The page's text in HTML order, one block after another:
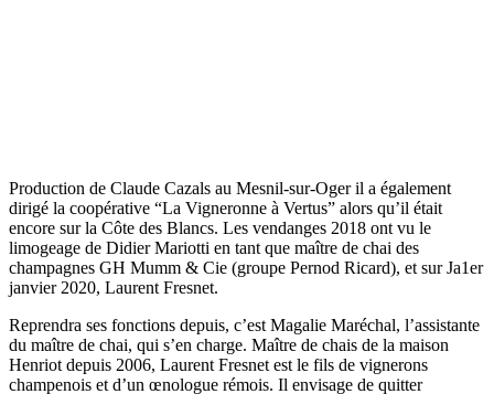
Production de Claude Cazals au Mesnil-sur-Oger il a également
dirigé la coopérative “La Vigneronne à Vertus” alors qu’il était
encore sur la Côte des Blancs. Les vendanges 2018 ont vu le
limogeage de Didier Mariotti en tant que maître de chai des
champagnes GH Mumm & Cie (groupe Pernod Ricard), et sur Ja1er
janvier 2020, Laurent Fresnet.
Reprendra ses fonctions depuis, c’est Magalie Maréchal, l’assistante
du maître de chai, qui s’en charge. Maître de chais de la maison
Henriot depuis 2006, Laurent Fresnet est le fils de vignerons
champenois et d’un œnologue rémois. Il envisage de quitter